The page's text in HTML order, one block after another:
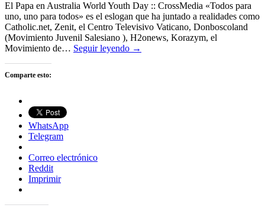
El Papa en Australia World Youth Day :: CrossMedia «Todos para
uno, uno para todos» es el eslogan que ha juntado a realidades como
Catholic.net, Zenit, el Centro Televisivo Vaticano, Donboscoland
(Movimiento Juvenil Salesiano ), H2onews, Korazym, el
Movimiento de… Seguir leyendo →
Comparte esto:
WhatsApp
Telegram
Correo electrónico
Reddit
Imprimir